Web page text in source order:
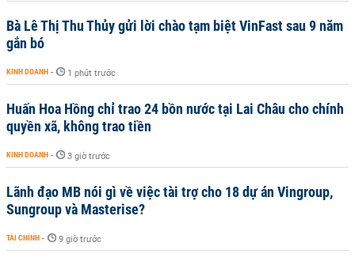
Bà Lê Thị Thu Thủy gửi lời chào tạm biệt VinFast sau 9 năm
gắn bó
KINH DOANH - 1 phút trước
Huấn Hoa Hồng chỉ trao 24 bồn nước tại Lai Châu cho chính
quyền xã, không trao tiền
KINH DOANH - 3 giờ trước
Lãnh đạo MB nói gì về việc tài trợ cho 18 dự án Vingroup,
Sungroup và Masterise?
TÀI CHÍNH - 9 giờ trước